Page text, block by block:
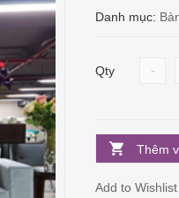
Danh mục:
Qty -
Thêm
Add to Wishlist